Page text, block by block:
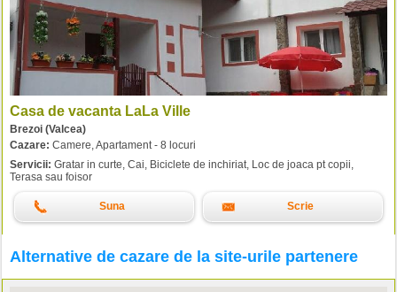
Casa de vacanta LaLa Ville
Brezoi (Valcea)
Cazare: Camere, Apartament - 8 locuri
Servicii: Gratar in curte, Cai, Biciclete de inchiriat, Loc de joaca pt copii,
Terasa sau foisor
Suna Scrie
Alternative de cazare de la site-urile partenere